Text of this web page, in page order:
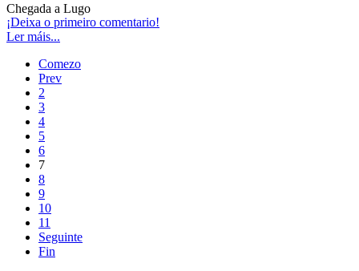
Chegada a Lugo
¡Deixa o primeiro comentario!
Ler máis...
Comezo
Prev
2
3
4
5
6
7
8
9
10
11
Seguinte
Fin